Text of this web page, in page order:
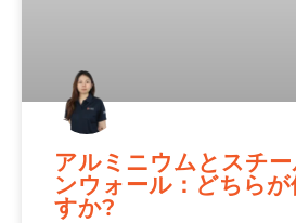
アルミニウムとスチ
ンウォール：どちらが
すか?